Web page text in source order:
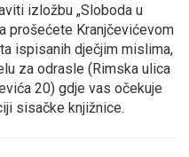
izložbu „Sloboda u
prošećete Kranjčevićevom
ispisanih dječjim mislima,
za odrasle (Rimska ulica
20) gdje vas očekuje
sisačke knjižnice.